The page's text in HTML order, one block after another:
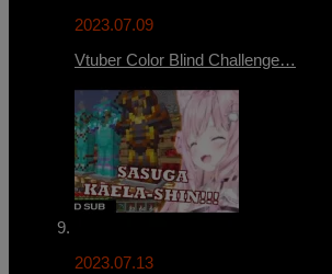
2023.07.09
Vtuber Color Blind Challenge…
2023.07.13